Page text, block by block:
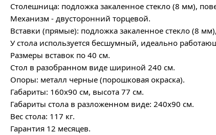
Столешница: подложка закаленное стекло (8 мм),
Механизм - двусторонний торцевой.
Вставки (прямые): подложка закаленное стекло (8
У стола используется бесшумный, идеально
Размеры вставок по 40 см.
Стол в разобранном
Опоры: металл черные (порошковая окраска).
Габариты: 160х90 см, высота 77 см.
Габариты стола в разложенном виде: 240х90 см.
Вес стола: 117 кг.
Гарантия 12 месяцев.